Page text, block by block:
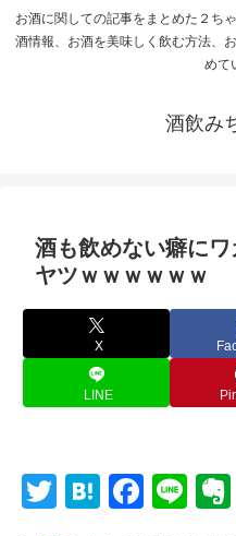
お酒に関しての記事をまとめた２ち
酒情報、お酒を美味しく飲む方法、
めて
酒飲み
酒も飲めない癖に
ヤツｗｗｗｗｗｗ
X
LINE
T
H
F
Li